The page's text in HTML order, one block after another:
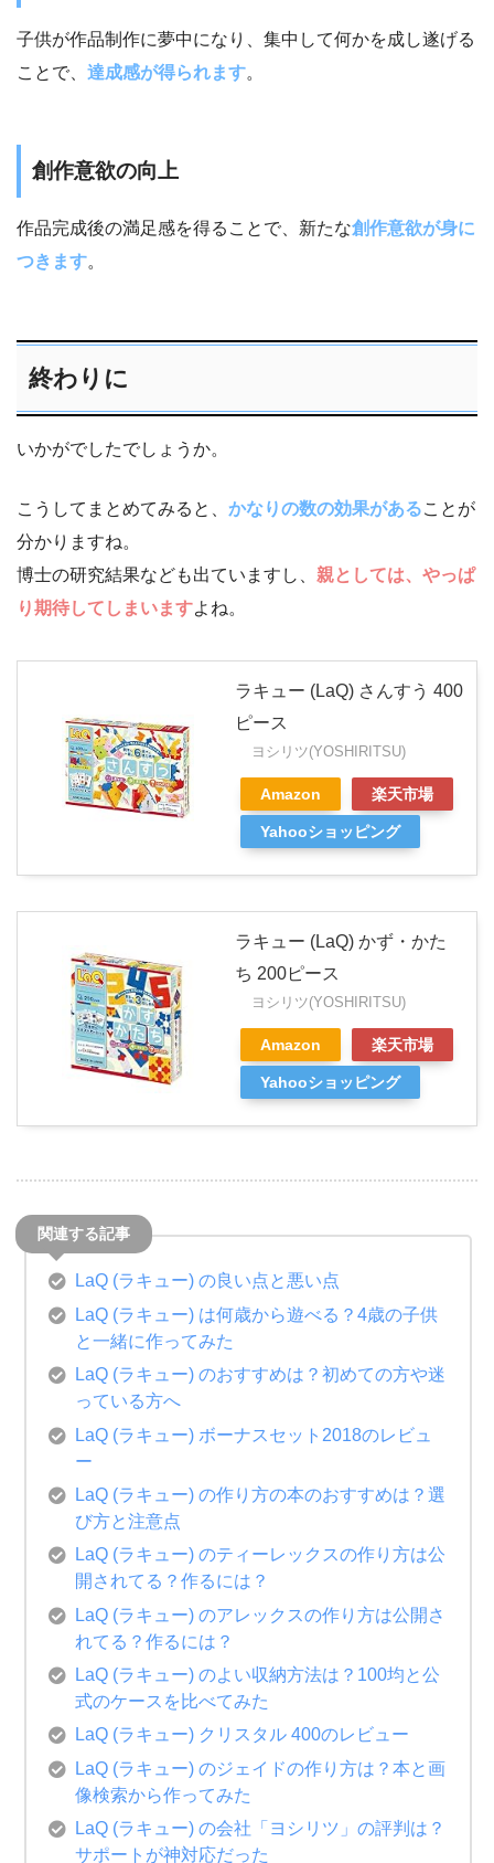
子供が作品制作に夢中になり、集中して何かを成し遂げる
ことで、 達成感が得られます。
創作意欲の向上
作品完成後の満足感を得ることで、新たな創作意欲が身に
つきます。
終わりに
いかがでしたでしょうか。
こうしてまとめてみると、 かなりの数の効果があることが
分かりますね。
博士の研究結果なども出ていますし、 親としては、やっぱ
り期待してしまいますよね。
ラキュー (LaQ) さんすう 400
ピース
ヨシリツ(YOSHIRITSU)
Amazon 楽天市場
Yahooショッピング
ラキュー (LaQ) かず・かた
ち 200ピース
ヨシリツ(YOSHIRITSU)
Amazon 楽天市場
Yahooショッピング
LaQ (ラキュー) の良い点と悪い点
LaQ (ラキュー) は何歳から遊べる？4歳の子供
と一緒に作ってみた
LaQ (ラキュー) のおすすめは？初めての方や迷
っている方へ
LaQ (ラキュー) ボーナスセット2018のレビュ
ー
LaQ (ラキュー) の作り方の本のおすすめは？選
び方と注意点
LaQ (ラキュー) のティーレックスの作り方は公
開されてる？作るには？
LaQ (ラキュー) のアレックスの作り方は公開さ
れてる？作るには？
LaQ (ラキュー) のよい収納方法は？100均と公
式のケースを比べてみた
LaQ (ラキュー) クリスタル 400のレビュー
LaQ (ラキュー) のジェイドの作り方は？本と画
像検索から作ってみた
LaQ (ラキュー) の会社「ヨシリツ」の評判は？
サポートが神対応だった